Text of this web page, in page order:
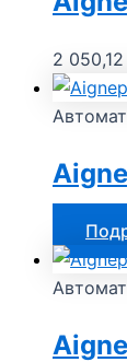
2 050,12